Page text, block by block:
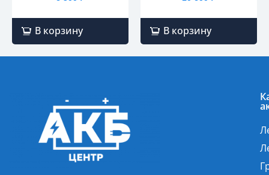
В корзину В корзину